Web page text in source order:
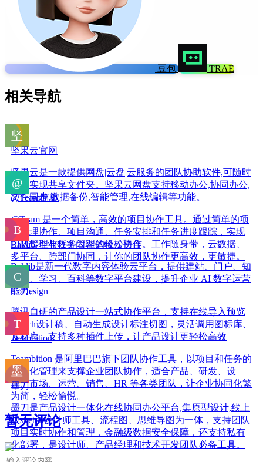
豆包 TRAE
相关导航
坚果云官网
坚果云是一款提供网盘|云盘|云服务的团队协助软件,可随时
随地实现共享文件夹。坚果云网盘支持移动办公,协同办公,
文件同步,数据备份,智能管理,在线编辑等功能。
@Team简单
@Team 是一个简单，高效的项目协作工具。通过简单的项
目管理协作、项目沟通、任务安排和任务进度跟踪，实现
团队管理与任务管理的轻松协作。工作随身带，云数据、
多平台、跨部门协同，让你的团队协作更高效，更敏捷。
Baklib-企业数字内容体验云平台
Baklib是新一代数字内容体验云平台，提供建站、门户、知
识库、学习、百科等数字平台建设，提升企业 AI 数字运营
能力。
CoDesign
腾讯自研的产品设计一站式协作平台，支持在线导入预览
Sketch设计稿、自动生成设计标注切图，灵活调用图标库、
素材库，支持多种插件上传，让产品设计更轻松高效
Teambition
Teambition 是阿里巴巴旗下团队协作工具，以项目和任务的
可视化管理来支撑企业团队协作，适合产品、研发、设
计、市场、运营、销售、HR 等各类团队，让企业协同化繁
为简，轻松愉悦。
墨刀
墨刀是产品设计一体化在线协同办公平台,集原型设计,线上
版sketch设计师工具、流程图、思维导图为一体，支持团队
项目实时协作和管理，金融级数据安全保障，还支持私有
化部署，是设计师、产品经理和技术开发团队必备工具。
暂无评论